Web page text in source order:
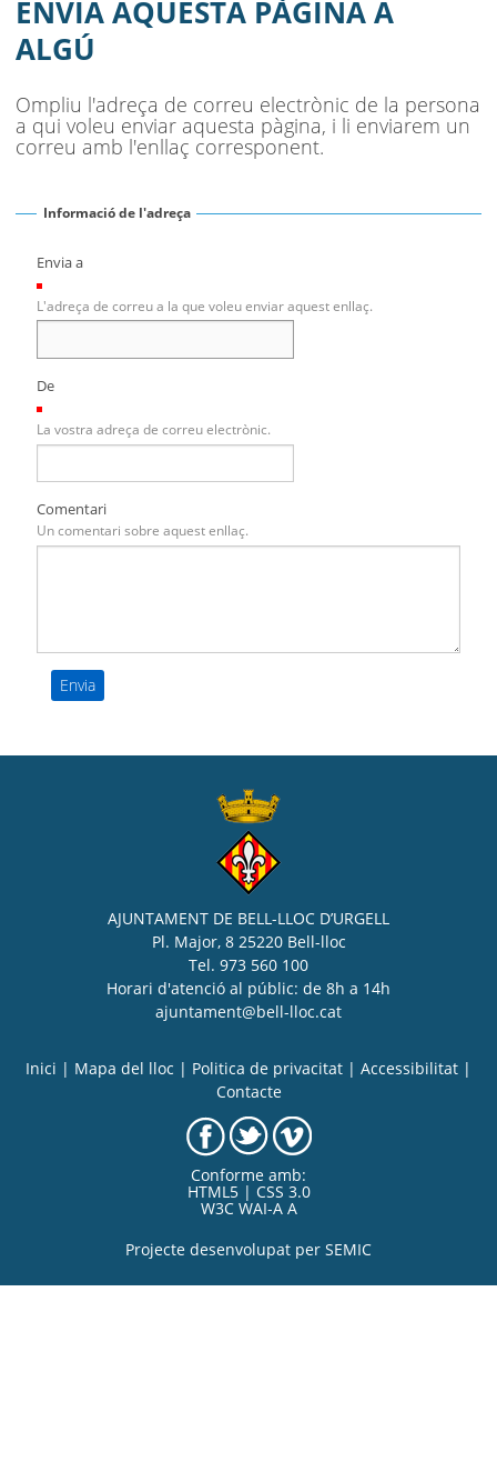
ENVIA AQUESTA PÀGINA A
ALGÚ
Ompliu l'adreça de correu electrònic de la persona
a qui voleu enviar aquesta pàgina, i li enviarem un
correu amb l'enllaç corresponent.
Informació de l'adreça
Envia a
L'adreça de correu a la que voleu enviar aquest enllaç.
De
La vostra adreça de correu electrònic.
Comentari
Un comentari sobre aquest enllaç.
AJUNTAMENT DE BELL-LLOC D’URGELL
Pl. Major, 8 25220 Bell-lloc
Tel. 973 560 100
Horari d'atenció al públic: de 8h a 14h
ajuntament@bell-lloc.cat
Inici | Mapa del lloc | Politica de privacitat | Accessibilitat |
Contacte
Conforme amb:
HTML5 | CSS 3.0
W3C WAI-A A
Projecte desenvolupat per SEMIC